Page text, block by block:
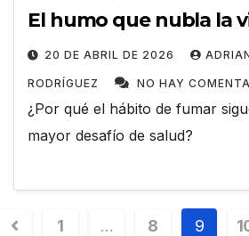
El humo que nubla la
20 DE ABRIL DE 2026
RODRÍGUEZ NO HAY
¿Por qué el hábito de fumar
mayor desafío de salud?
1 … 8 9